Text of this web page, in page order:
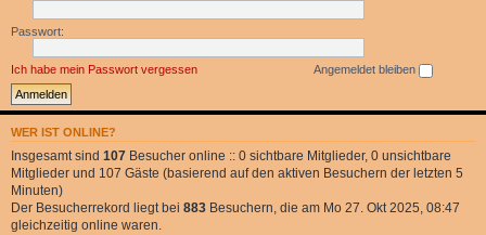
Passwort:
Ich habe mein Passwort vergessen Angemeldet bleiben
WER IST ONLINE?
Insgesamt sind 107 Besucher online :: 0 sichtbare Mitglieder, 0 unsichtbare
Mitglieder und 107 Gäste (basierend auf den aktiven Besuchern der letzten 5
Minuten)
Der Besucherrekord liegt bei 883 Besuchern, die am Mo 27. Okt 2025, 08:47
gleichzeitig online waren.